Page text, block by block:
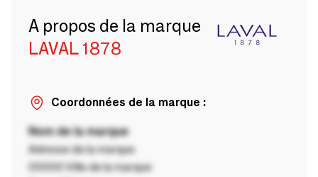
A propos de la marque
LAVAL 1878
Coordonnées de la marque :
Nom de la marque
Adresse de la marque
00000 Ville de la marque